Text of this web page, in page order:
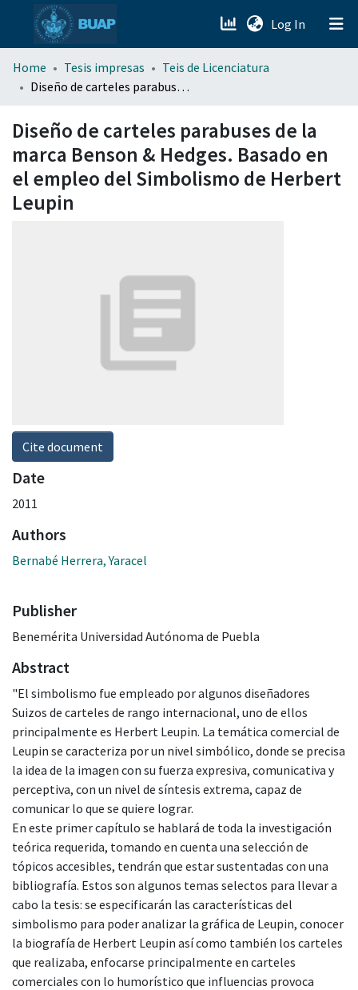
Log In (current)
menu.section.about_menu
Home Tesis impresas
Teis de Licenciatura
Diseño de carteles parabuses de la marca Benson & Hedges. Basado en el empleo del Simbolismo de Herbert Leupin
Diseño de carteles parabuses de la
marca Benson & Hedges. Basado en
el empleo del Simbolismo de Herbert
Leupin
Cite document
Date
2011
Authors
Bernabé Herrera, Yaracel
Publisher
Benemérita Universidad Autónoma de Puebla
Abstract
"El simbolismo fue empleado por algunos diseñadores
Suizos de carteles de rango internacional, uno de ellos
principalmente es Herbert Leupin. La temática comercial de
Leupin se caracteriza por un nivel simbólico, donde se precisa
la idea de la imagen con su fuerza expresiva, comunicativa y
perceptiva, con un nivel de síntesis extrema, capaz de
comunicar lo que se quiere lograr.
En este primer capítulo se hablará de toda la investigación
teórica requerida, tomando en cuenta una selección de
tópicos accesibles, tendrán que estar sustentadas con una
bibliografía. Estos son algunos temas selectos para llevar a
cabo la tesis: se especificarán las características del
simbolismo para poder analizar la gráfica de Leupin, conocer
la biografía de Herbert Leupin así como también los carteles
que realizaba, enfocarse principalmente en carteles
comerciales con lo humorístico que influencias provoca